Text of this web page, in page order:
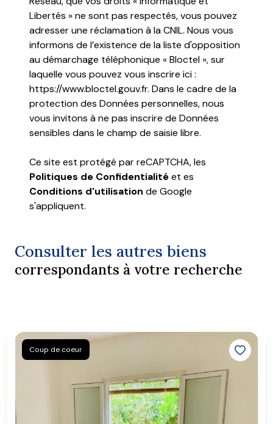
Libertés » ne sont pas respectés, vous pouvez
adresser une réclamation à la CNIL. Nous vous
informons de l’existence de la liste d'opposition
au démarchage téléphonique « Bloctel », sur
laquelle vous pouvez vous inscrire ici :
https://www.bloctel.gouv.fr. Dans le cadre de la
protection des Données personnelles, nous
vous invitons à ne pas inscrire de Données
sensibles dans le champ de saisie libre.
Ce site est protégé par reCAPTCHA, les
Politiques de Confidentialitéet es
Conditions d'utilisation de Google
s'appliquent.
Consulter les autres biens
correspondants à votre recherche
Coup de coeur